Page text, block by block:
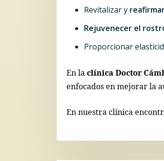
Revitalizar y
Rejuvenecer el
Proporcionar
En laclínica Doctor
enfocados en mejorar la
En nuestra clínica